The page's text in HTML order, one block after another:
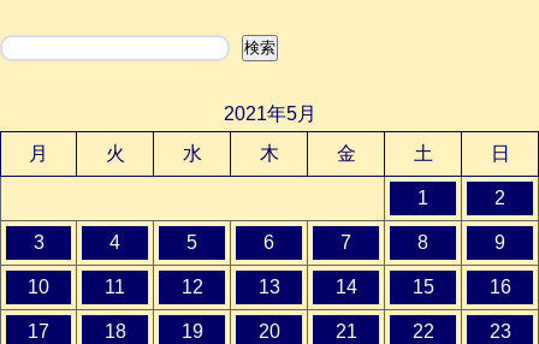
検索
2021年5月
月
火 水 木 金 土 日
1 2
3 4 5 6 7 8 9
10 11 12 13 14 15 16
17 18 19 20 21 22 23